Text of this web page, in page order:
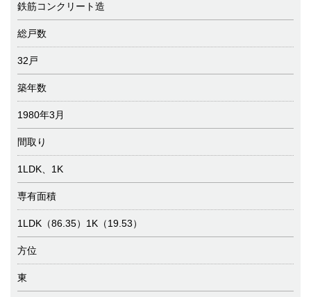
鉄筋コンクリート造
総戸数
32戸
築年数
1980年3月
間取り
1LDK、1K
専有面積
1LDK（86.35）1K（19.53）
方位
東